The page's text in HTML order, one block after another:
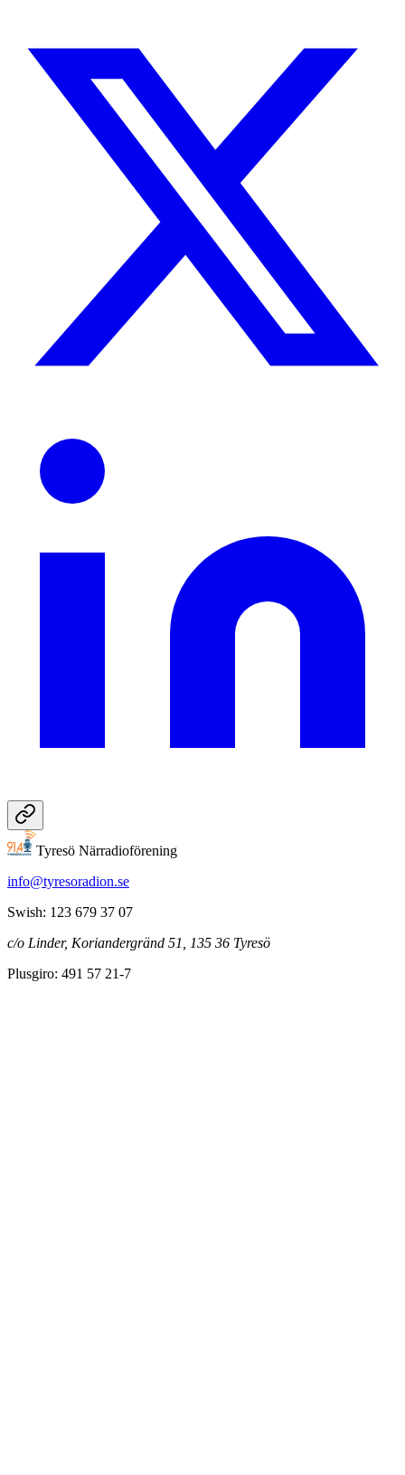
Tyresö Närradioförening
info@tyresoradion.se
Swish: 123 679 37 07
c/o Linder, Koriandergränd 51, 135 36 Tyresö
Plusgiro: 491 57 21-7